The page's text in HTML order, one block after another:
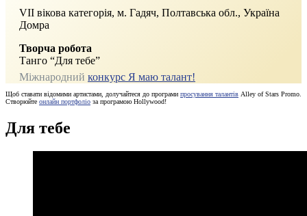
VII вікова категорія, м. Гадяч, Полтавська обл., Україна
Домра
Творча робота
Танго “Для тебе”
Міжнародний конкурс Я маю талант!
Щоб ставати відомими артистами, долучайтеся до програми просування талантів Alley of Stars Promo.
Створюйте онлайн портфоліо за програмою Hollywood!
Для тебе